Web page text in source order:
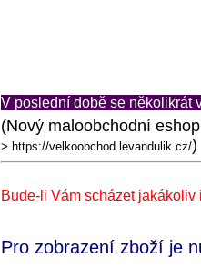
V poslední době se několikrát
(Nový maloobchodní
> https://velkoobchod.levandulik.cz/)
Bude-li Vám scházet
Pro zobrazení zboží je